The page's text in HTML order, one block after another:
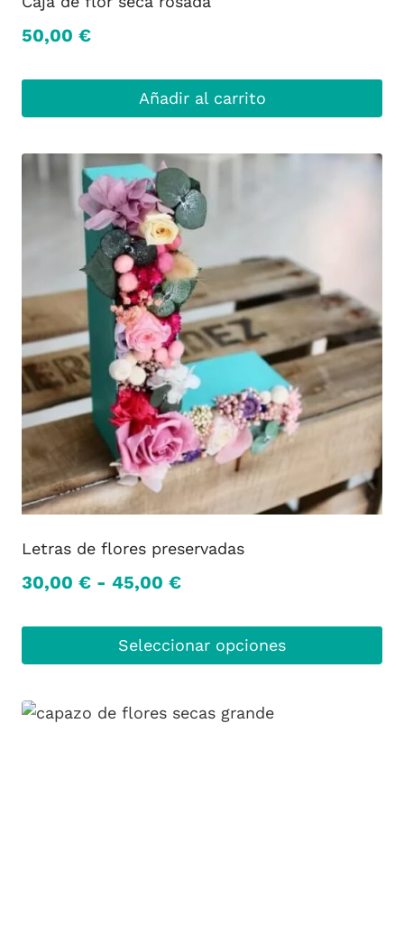
50,00 €
Añadir al carrito
Letras de flores preservadas
30,00 € - 45,00 €Rango
precios:
desde
hasta
Seleccionar opciones
producto
tiene